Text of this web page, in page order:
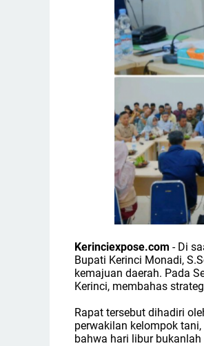
Kerinciexpose.com - Di
Bupati Kerinci Monadi,
kemajuan daerah. Pada
Kerinci, membahas
Rapat tersebut dihadiri
perwakilan kelompok
bahwa hari libur